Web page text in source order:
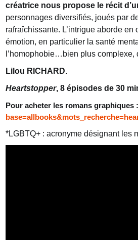
créatrice nous propose le récit d’
personnages diversifiés, joués par
rafraîchissante. L’intrigue aborde
émotion, en particulier la santé
l’homophobie…bien plus complexe,
Lilou RICHARD.
Heartstopper, 8 épisodes de 30
Pour acheter les romans graphiques :
*LGBTQ+ : acronyme désignant les